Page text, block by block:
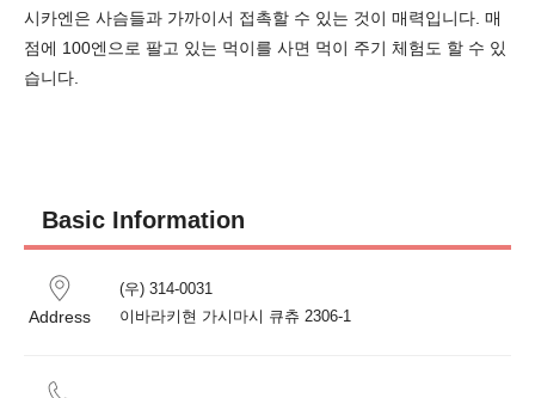
시카엔은 사슴들과 가까이서 접촉할 수 있는 것이 매력입니다. 매
점에 100엔으로 팔고 있는 먹이를 사면 먹이 주기 체험도 할 수 있
습니다.
Basic Information
Address
(우) 314-0031
이바라키현 가시마시 큐츄 2306-1